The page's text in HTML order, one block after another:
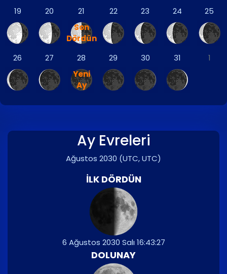
19 20
21
Son
Dördün
22 23 24 25
26 27
28
Yeni
Ay
29 30 31 1
Ay Evreleri
Ağustos 2030 (UTC, UTC)
İLK DÖRDÜN
6 Ağustos 2030 Salı 16:43:27
DOLUNAY